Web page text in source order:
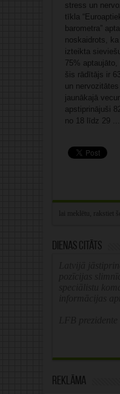
stress un
tīkla
barometra”
noskaidrots,
izteikta
75%
šis rādītājs ir
un
jaunākajā
apstiprinājuši
no 18 līdz 29 ...
Dienas citāts
Reklāma